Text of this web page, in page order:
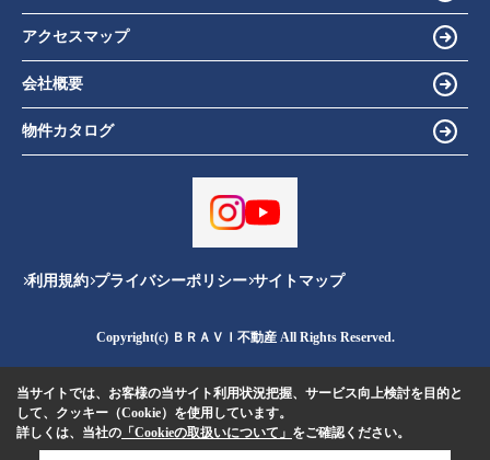
アクセスマップ
会社概要
物件カタログ
利用規約 プライバシーポリシー サイトマップ
Copyright(c) ＢＲＡＶＩ不動産 All Rights Reserved.
当サイトでは、お客様の当サイト利用状況把握、サービス向上検討を目的と
して、クッキー（Cookie）を使用しています。
詳しくは、当社の 「Cookieの取扱いについて」 をご確認ください。